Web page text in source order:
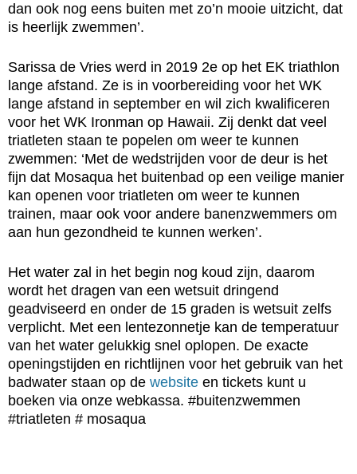
dan ook nog eens buiten met zo’n mooie uitzicht, dat
is heerlijk zwemmen’.
Sarissa de Vries werd in 2019 2e op het EK triathlon
lange afstand. Ze is in voorbereiding voor het WK
lange afstand in september en wil zich kwalificeren
voor het WK Ironman op Hawaii. Zij denkt dat veel
triatleten staan te popelen om weer te kunnen
zwemmen: ‘Met de wedstrijden voor de deur is het
fijn dat Mosaqua het buitenbad op een veilige manier
kan openen voor triatleten om weer te kunnen
trainen, maar ook voor andere banenzwemmers om
aan hun gezondheid te kunnen werken’.
Het water zal in het begin nog koud zijn, daarom
wordt het dragen van een wetsuit dringend
geadviseerd en onder de 15 graden is wetsuit zelfs
verplicht. Met een lentezonnetje kan de temperatuur
van het water gelukkig snel oplopen. De exacte
openingstijden en richtlijnen voor het gebruik van het
badwater staan op de website en tickets kunt u
boeken via onze webkassa. #buitenzwemmen
#triatleten # mosaqua